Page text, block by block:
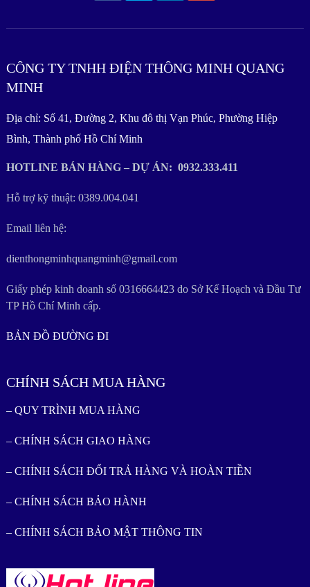
CÔNG TY TNHH ĐIỆN THÔNG MINH QUANG
MINH
Địa chỉ: Số 41, Đường 2, Khu đô thị Vạn Phúc, Phường Hiệp
Bình, Thành phố Hồ Chí Minh
HOTLINE BÁN HÀNG – DỰ ÁN: 0932.333.411
Hỗ trợ kỹ thuật: 0389.004.041
Email liên hệ:
dienthongminhquangminh@gmail.com
Giấy phép kinh doanh số 0316664423 do Sở Kế Hoạch và Đầu Tư
TP Hồ Chí Minh cấp.
BẢN ĐỒ ĐƯỜNG ĐI
CHÍNH SÁCH MUA HÀNG
– QUY TRÌNH MUA HÀNG
– CHÍNH SÁCH GIAO HÀNG
– CHÍNH SÁCH ĐỔI TRẢ HÀNG VÀ HOÀN TIỀN
– CHÍNH SÁCH BẢO HÀNH
– CHÍNH SÁCH BẢO MẬT THÔNG TIN